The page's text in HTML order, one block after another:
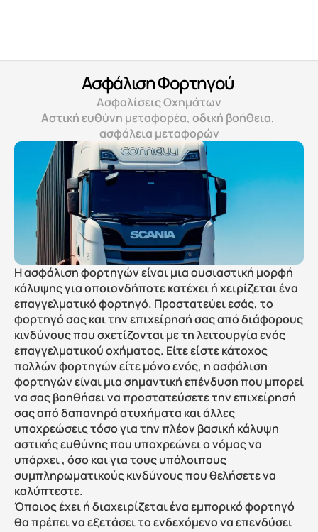
Ασφάλιση Φορτηγού
Ασφαλίσεις Οχημάτων
Αστική ευθύνη μεταφορέα, οδική βοήθεια,
ασφάλεια μεταφορών
Η ασφάλιση φορτηγών είναι μια ουσιαστική μορφή
κάλυψης για οποιονδήποτε κατέχει ή χειρίζεται ένα
επαγγελματικό φορτηγό. Προστατεύει εσάς, το
φορτηγό σας και την επιχείρησή σας από διάφορους
κινδύνους που σχετίζονται με τη λειτουργία ενός
επαγγελματικού οχήματος. Είτε είστε κάτοχος
πολλών φορτηγών είτε μόνο ενός, η ασφάλιση
φορτηγών είναι μια σημαντική επένδυση που μπορεί
να σας βοηθήσει να προστατεύσετε την επιχείρησή
σας από δαπανηρά ατυχήματα και άλλες
υποχρεώσεις τόσο για την πλέον βασική κάλυψη
αστικής ευθύνης που υποχρεώνει ο νόμος να
υπάρχει , όσο και για τους υπόλοιπους
συμπληρωματικούς κινδύνους που θελήσετε να
καλύπτεστε.
Όποιος έχει ή διαχειρίζεται ένα εμπορικό φορτηγό
θα πρέπει να εξετάσει το ενδεχόμενο να επενδύσει